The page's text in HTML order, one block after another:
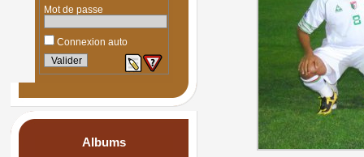
Mot de passe
Connexion auto
Albums